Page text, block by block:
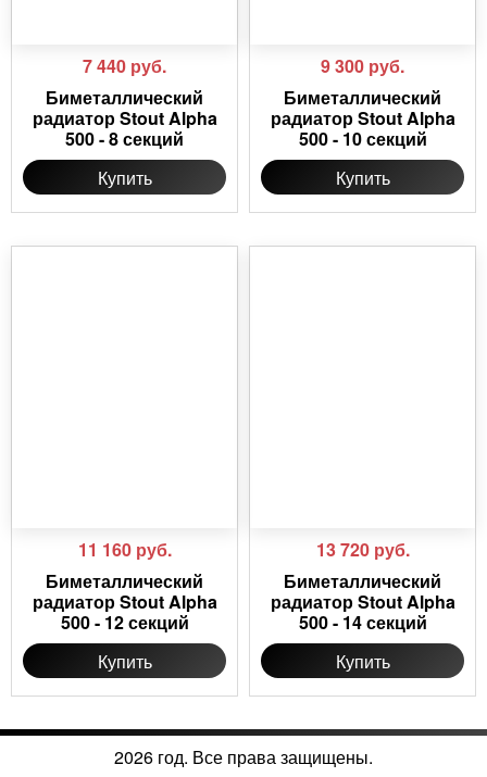
7 440 руб.
Биметаллический
радиатор Stout Alpha
500 - 8 секций
Купить
9 300 руб.
Биметаллический
радиатор Stout Alpha
500 - 10 секций
Купить
11 160 руб.
Биметаллический
радиатор Stout Alpha
500 - 12 секций
Купить
13 720 руб.
Биметаллический
радиатор Stout Alpha
500 - 14 секций
Купить
2026 год. Все права защищены.